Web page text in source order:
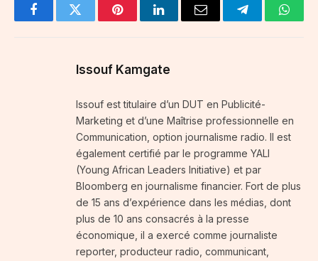
FacebookTwitter PinterestLinkedInEmail Telegram
Issouf Kamgate
Issouf est titulaire d’un DUT en Publicité-
Marketing et d’une Maîtrise professionnelle en
Communication, option journalisme radio. Il est
également certifié par le programme YALI
(Young African Leaders Initiative) et par
Bloomberg en journalisme financier. Fort de plus
de 15 ans d’expérience dans les médias, dont
plus de 10 ans consacrés à la presse
économique, il a exercé comme journaliste
reporter, producteur radio, communicant,